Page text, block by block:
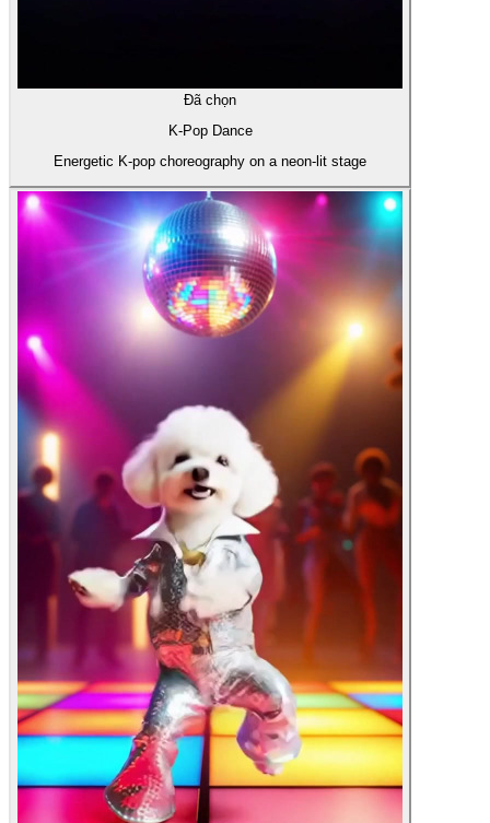
Đã chọn
K-Pop Dance
Energetic K-pop choreography on a neon-lit stage